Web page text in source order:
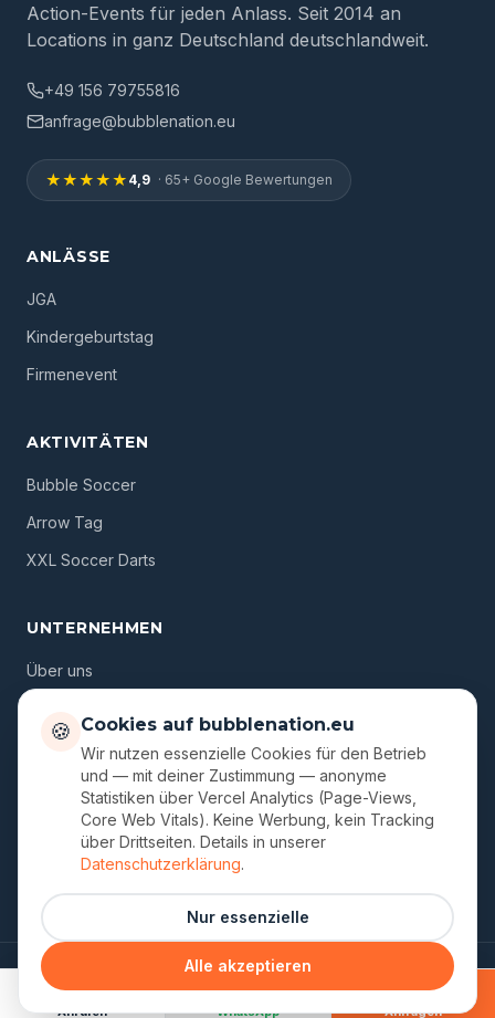
Action-Events für jeden Anlass. Seit 2014 an
Locations in ganz Deutschland deutschlandweit.
+49 156 79755816
anfrage@bubblenation.eu
★★★★★ 4,9 · 65+ Google Bewertungen
ANLÄSSE
JGA
Kindergeburtstag
Firmenevent
AKTIVITÄTEN
Bubble Soccer
Arrow Tag
XXL Soccer Darts
UNTERNEHMEN
Über uns
Gutscheine
© 2026 Bubble Nation. Ein Unternehmen von Dmitri Semjonov.
ImpressumDatenschutzAGBCookie-Einstellungen
Anrufen WhatsApp Anfragen
🍪 Cookies auf bubblenation.eu
Wir nutzen essenzielle Cookies für den Betrieb
und — mit deiner Zustimmung — anonyme
Statistiken über Vercel Analytics (Page-Views,
Core Web Vitals). Keine Werbung, kein Tracking
über Drittseiten. Details in unserer
Datenschutzerklärung.
Nur essenzielle
Alle akzeptieren